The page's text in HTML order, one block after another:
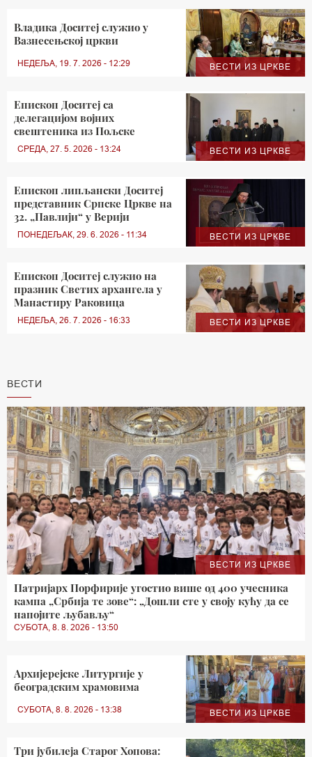
ВЕСТИ ИЗ ЦРКВЕ
Владика Доситеј служио у
Вазнесењској цркви
НЕДЕЉА, 19. 7. 2026 - 12:29
ВЕСТИ ИЗ ЦРКВЕ
Епископ Доситеј са
делегацијом војних
свештеника из Пољске
СРЕДА, 27. 5. 2026 - 13:24
ВЕСТИ ИЗ ЦРКВЕ
Епископ липљански Доситеј
представник Српске Цркве на
32. „Павлији“ у Верији
ПОНЕДЕЉАК, 29. 6. 2026 - 11:34
ВЕСТИ ИЗ ЦРКВЕ
Епископ Доситеј служио на
празник Светих архангела у
Mанастиру Раковица
НЕДЕЉА, 26. 7. 2026 - 16:33
ВЕСТИ
ВЕСТИ ИЗ ЦРКВЕ
Патријарх Порфирије угостио више од 400 учесника
кампа „Србија те зове“: „Дошли сте у своју кућу да се
напојите љубављу“
СУБОТА, 8. 8. 2026 - 13:50
ВЕСТИ ИЗ ЦРКВЕ
Архијерејске Литургије у
београдским храмовима
СУБОТА, 8. 8. 2026 - 13:38
Три јубилеја Старог Хопова: